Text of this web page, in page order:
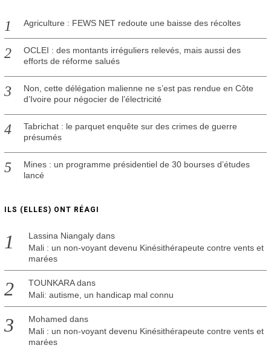
Agriculture : FEWS NET redoute une baisse des récoltes
OCLEI : des montants irréguliers relevés, mais aussi des
efforts de réforme salués
Non, cette délégation malienne ne s’est pas rendue en Côte
d’Ivoire pour négocier de l’électricité
Tabrichat : le parquet enquête sur des crimes de guerre
présumés
Mines : un programme présidentiel de 30 bourses d’études
lancé
ILS (ELLES) ONT RÉAGI
Lassina Niangalydans
Mali : un non-voyant devenu Kinésithérapeute contre vents et
marées
TOUNKARAdans
Mali: autisme, un handicap mal connu
Mohamed dans
Mali : un non-voyant devenu Kinésithérapeute contre vents et
marées